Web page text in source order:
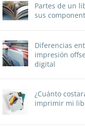
Partes de un
sus
Diferencias
impresión
digital
¿Cuánto
imprimir mi